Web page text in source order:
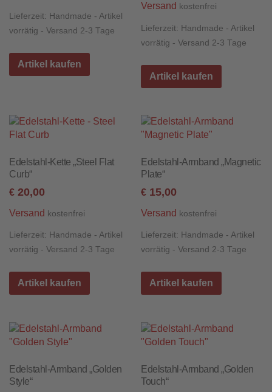
Lieferzeit: Handmade - Artikel
vorrätig - Versand 2-3 Tage
Artikel kaufen
Versand kostenfrei
Lieferzeit: Handmade - Artikel
vorrätig - Versand 2-3 Tage
Artikel kaufen
Edelstahl-Kette „Steel Flat
Curb“
€ 20,00
Versand kostenfrei
Lieferzeit: Handmade - Artikel
vorrätig - Versand 2-3 Tage
Artikel kaufen
Edelstahl-Armband „Magnetic
Plate“
€ 15,00
Versand kostenfrei
Lieferzeit: Handmade - Artikel
vorrätig - Versand 2-3 Tage
Artikel kaufen
Edelstahl-Armband „Golden
Style“
Edelstahl-Armband „Golden
Touch“